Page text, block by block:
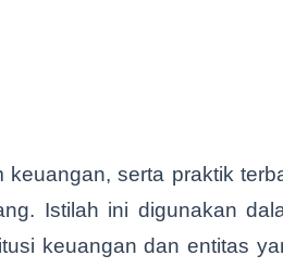
serta praktik
Istilah ini digunakan
keuangan dan entitas